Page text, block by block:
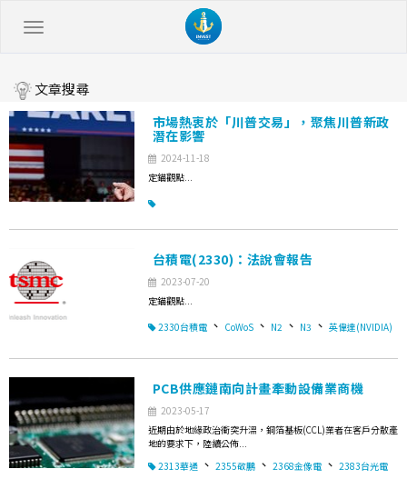
文章搜尋
市場熱衷於「川普交易」，聚焦川普新政
潛在影響
2024-11-18
定錨觀點...
台積電(2330)：法說會報告
2023-07-20
定錨觀點...
2330台積電 、 CoWoS 、 N2 、 N3 、 英偉達(NVIDIA)
PCB供應鏈南向計畫牽動設備業商機
2023-05-17
近期由於地緣政治衝突升溫，銅箔基板(CCL)業者在客戶分散產
地的要求下，陸續公佈...
2313華通 、 2355敬鵬 、 2368金像電 、 2383台光電